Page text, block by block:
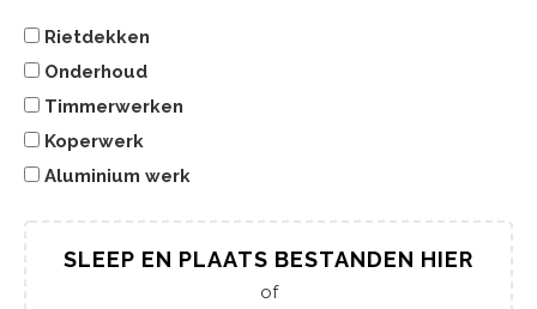
Rietdekken
Onderhoud
Timmerwerken
Koperwerk
Aluminium werk
SLEEP EN PLAATS BESTANDEN HIER
of